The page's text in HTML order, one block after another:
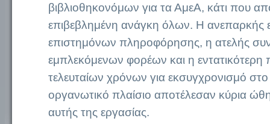
βιβλιοθηκονόμων για τα ΑμεΑ, κάτι που
επιβεβλημένη ανάγκη όλων. Η
επιστημόνων πληροφόρησης, η ατελής
εμπλεκόμενων φορέων και η
τελευταίων χρόνων για εκσυγχρονισμό στο
οργανωτικό πλαίσιο αποτέλεσαν κύρια
αυτής της εργασίας.